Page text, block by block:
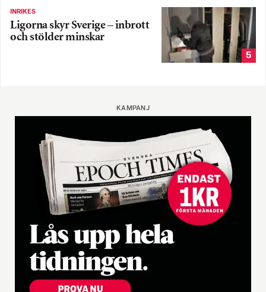
INRIKES
Ligorna skyr Sverige – inbrott
och stölder minskar
5
KAMPANJ